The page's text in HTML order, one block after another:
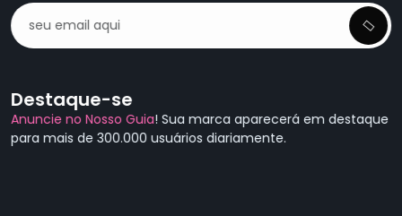
Destaque-se
Anuncie no Nosso Guia! Sua marca aparecerá em destaque
para mais de 300.000 usuários diariamente.